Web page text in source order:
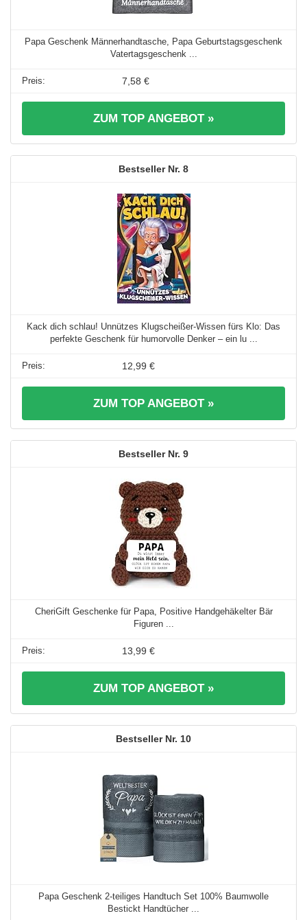
Papa Geschenk Männerhandtasche, Papa Geburtstagsgeschenk
Vatertagsgeschenk ...
7,58 €
ZUM TOP ANGEBOT »
8
Kack dich schlau! Unnützes Klugscheißer-Wissen fürs Klo: Das
perfekte Geschenk für humorvolle Denker – ein lu ...
12,99 €
ZUM TOP ANGEBOT »
9
CheriGift Geschenke für Papa, Positive Handgehäkelter Bär
Figuren ...
13,99 €
ZUM TOP ANGEBOT »
10
Papa Geschenk 2-teiliges Handtuch Set 100% Baumwolle
Bestickt Handtücher ...